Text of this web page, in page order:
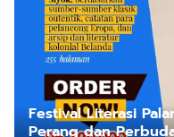
Festival Literasi
Perang dan